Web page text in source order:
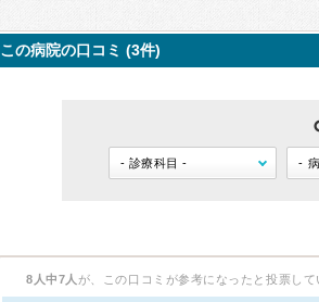
この病院の口コミ (3件)
8人中7人 が、この口コミが参考になったと投票して